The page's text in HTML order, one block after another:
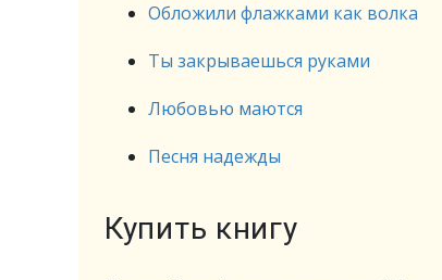
Обложили флажками как волка
Ты закрываешься руками
Любовью маются
Песня надежды
Купить книгу